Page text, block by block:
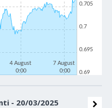
4 August
0:00
7 August
0:00
0.69
0.695
0.7
0.705
- 20/03/2025